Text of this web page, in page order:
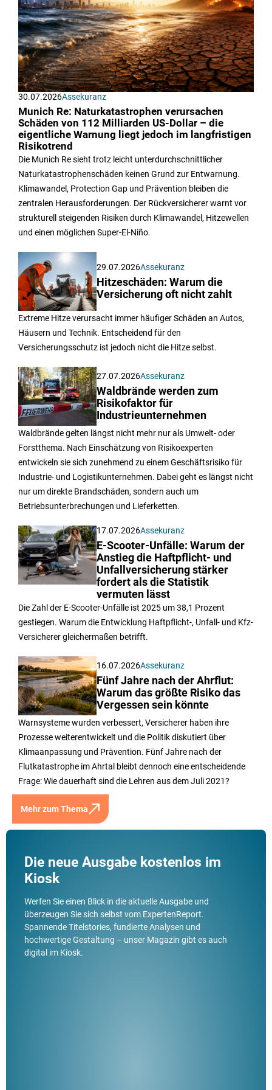
30.07.2026Assekuranz
Munich Re: Naturkatastrophen verursachen
Schäden von 112 Milliarden US-Dollar – die
eigentliche Warnung liegt jedoch im langfristigen
Risikotrend
Die Munich Re sieht trotz leicht unterdurchschnittlicher
Naturkatastrophenschäden keinen Grund zur Entwarnung.
Klimawandel, Protection Gap und Prävention bleiben die
zentralen Herausforderungen. Der Rückversicherer warnt vor
strukturell steigenden Risiken durch Klimawandel, Hitzewellen
und einen möglichen Super-El-Niño.
29.07.2026Assekuranz
Hitzeschäden: Warum die
Versicherung oft nicht zahlt
Extreme Hitze verursacht immer häufiger Schäden an Autos,
Häusern und Technik. Entscheidend für den
Versicherungsschutz ist jedoch nicht die Hitze selbst.
27.07.2026Assekuranz
Waldbrände werden zum
Risikofaktor für
Industrieunternehmen
Waldbrände gelten längst nicht mehr nur als Umwelt- oder
Forstthema. Nach Einschätzung von Risikoexperten
entwickeln sie sich zunehmend zu einem Geschäftsrisiko für
Industrie- und Logistikunternehmen. Dabei geht es längst nicht
nur um direkte Brandschäden, sondern auch um
Betriebsunterbrechungen und Lieferketten.
17.07.2026Assekuranz
E-Scooter-Unfälle: Warum der
Anstieg die Haftpflicht- und
Unfallversicherung stärker
fordert als die Statistik
vermuten lässt
Die Zahl der E-Scooter-Unfälle ist 2025 um 38,1 Prozent
gestiegen. Warum die Entwicklung Haftpflicht-, Unfall- und Kfz-
Versicherer gleichermaßen betrifft.
16.07.2026Assekuranz
Fünf Jahre nach der Ahrflut:
Warum das größte Risiko das
Vergessen sein könnte
Warnsysteme wurden verbessert, Versicherer haben ihre
Prozesse weiterentwickelt und die Politik diskutiert über
Klimaanpassung und Prävention. Fünf Jahre nach der
Flutkatastrophe im Ahrtal bleibt dennoch eine entscheidende
Frage: Wie dauerhaft sind die Lehren aus dem Juli 2021?
Mehr zum Thema
Die neue Ausgabe kostenlos im
Kiosk
Werfen Sie einen Blick in die aktuelle Ausgabe und
überzeugen Sie sich selbst vom ExpertenReport.
Spannende Titelstories, fundierte Analysen und
hochwertige Gestaltung – unser Magazin gibt es auch
digital im Kiosk.